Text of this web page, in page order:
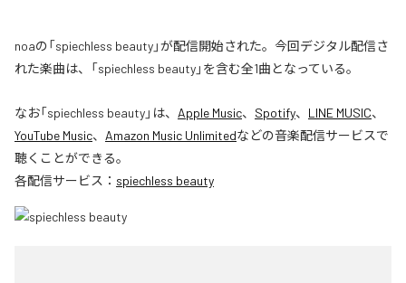
noaの「spiechless beauty」が配信開始された。今回デジタル配信さ
れた楽曲は、「spiechless beauty」を含む全1曲となっている。
なお「spiechless beauty」は、 Apple Music、 Spotify、 LINE MUSIC、
YouTube Music、 Amazon Music Unlimitedなどの音楽配信サービスで
聴くことができる。
各配信サービス： spiechless beauty